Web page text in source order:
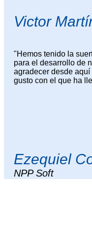
Victor
"Hemos tenido la
para el desarrollo de
agradecer desde
gusto con el que ha
Ezequiel
NPP Soft